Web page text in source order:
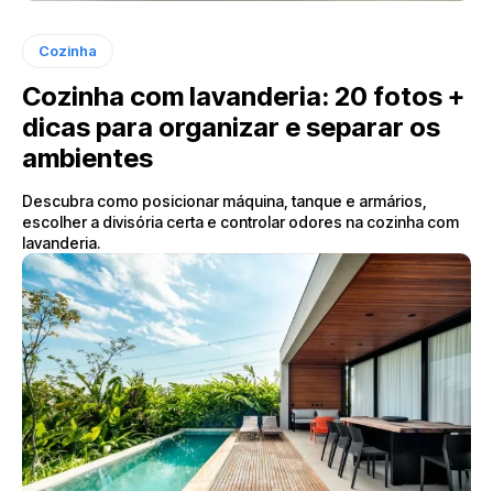
Cozinha
Cozinha com lavanderia: 20 fotos +
dicas para organizar e separar os
ambientes
Descubra como posicionar máquina, tanque e armários,
escolher a divisória certa e controlar odores na cozinha com
lavanderia.